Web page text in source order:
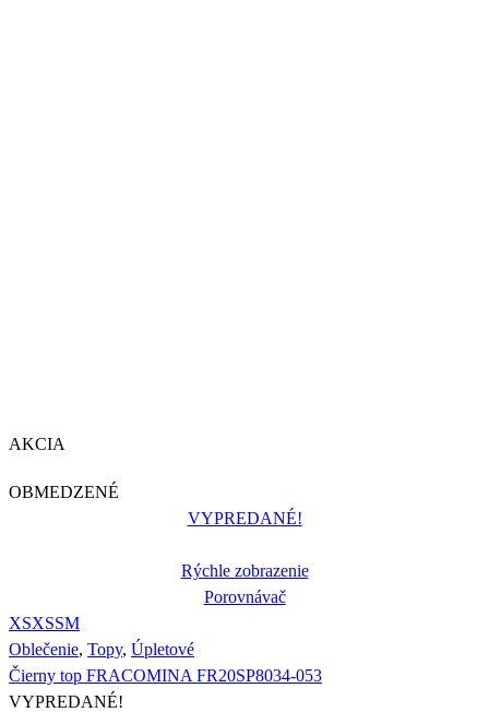
AKCIA
OBMEDZENÉ
VYPREDANÉ!
Rýchle zobrazenie
Porovnávač
XSXSSM
Oblečenie, Topy, Úpletové
Čierny top FRACOMINA FR20SP8034-053
VYPREDANÉ!